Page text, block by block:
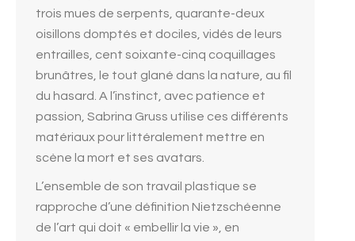
trois mues de serpents, quarante-deux
oisillons domptés et dociles, vidés de leurs
entrailles, cent soixante-cinq coquillages
brunâtres, le tout glané dans la nature, au fil
du hasard. A l’instinct, avec patience et
passion, Sabrina Gruss utilise ces différents
matériaux pour littéralement mettre en
scène la mort et ses avatars.
L’ensemble de son travail plastique se
rapproche d’une définition Nietzschéenne
de l’art qui doit « embellir la vie », en